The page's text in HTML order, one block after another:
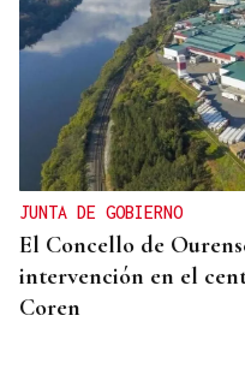
JUNTA DE GOBIERNO
El Concello de
intervención en el
Coren